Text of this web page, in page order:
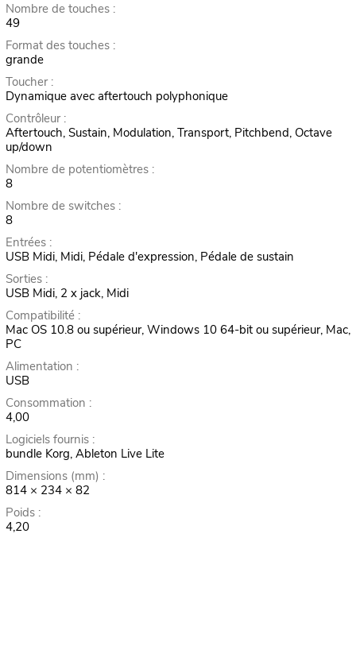
Nombre de touches :
49
Format des touches :
grande
Toucher :
Dynamique avec aftertouch polyphonique
Contrôleur :
Aftertouch, Sustain, Modulation, Transport, Pitchbend, Octave
up/down
Nombre de potentiomètres :
8
Nombre de switches :
8
Entrées :
USB Midi, Midi, Pédale d'expression, Pédale de sustain
Sorties :
USB Midi, 2 x jack, Midi
Compatibilité :
Mac OS 10.8 ou supérieur, Windows 10 64-bit ou supérieur, Mac,
PC
Alimentation :
USB
Consommation :
4,00
Logiciels fournis :
bundle Korg, Ableton Live Lite
Dimensions (mm) :
814 × 234 × 82
Poids :
4,20